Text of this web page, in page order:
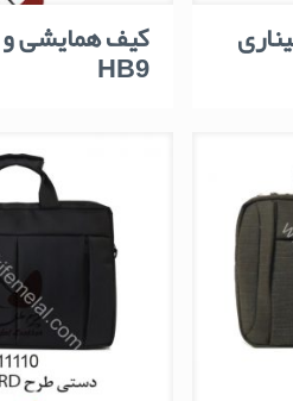
کیف همایشی
HB9